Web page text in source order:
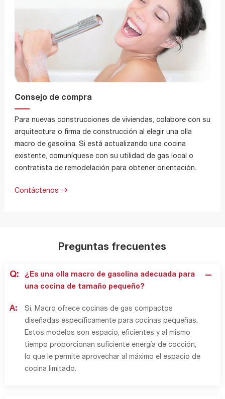
Consejo de compra
Para nuevas construcciones de viviendas, colabore con su
arquitectura o firma de construcción al elegir una olla
macro de gasolina. Si está actualizando una cocina
existente, comuníquese con su utilidad de gas local o
contratista de remodelación para obtener orientación.
Contáctenos
Preguntas frecuentes
Q:
¿Es una olla macro de gasolina adecuada para
una cocina de tamaño pequeño?
A:
Sí, Macro ofrece cocinas de gas compactos
diseñadas específicamente para cocinas pequeñas.
Estos modelos son espacio, eficientes y al mismo
tiempo proporcionan suficiente energía de cocción,
lo que le permite aprovechar al máximo el espacio de
cocina limitado.